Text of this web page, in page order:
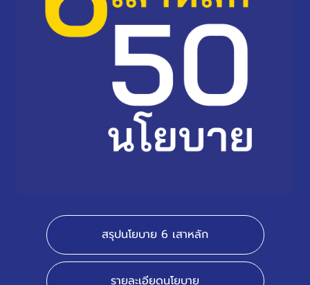
สรุปนโยบาย 6 เสาหลัก
รายละเอียดนโยบาย